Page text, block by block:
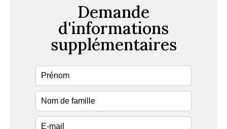
Demande
d'informations
supplémentaires